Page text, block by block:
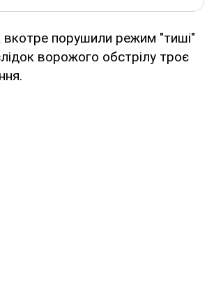
вкотре порушили режим "тиші"
ворожого обстрілу троє